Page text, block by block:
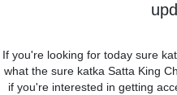
If you're looking for today sure
what the sure katka Satta King
if you're interested in getting